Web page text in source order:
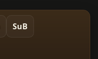
SuB